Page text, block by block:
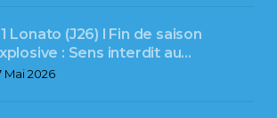
Lonato (J26) l Fin de saison
: Sens interdit au…
Mai 2026